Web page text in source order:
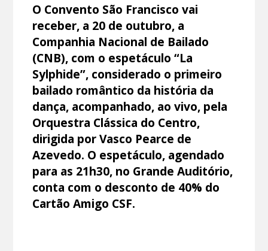
O Convento São Francisco vai
receber, a 20 de outubro, a
Companhia Nacional de Bailado
(CNB), com o espetáculo “La
Sylphide”, considerado o primeiro
bailado romântico da história da
dança, acompanhado, ao vivo, pela
Orquestra Clássica do Centro,
dirigida por Vasco Pearce de
Azevedo. O espetáculo, agendado
para as 21h30, no Grande Auditório,
conta com o desconto de 40% do
Cartão Amigo CSF.